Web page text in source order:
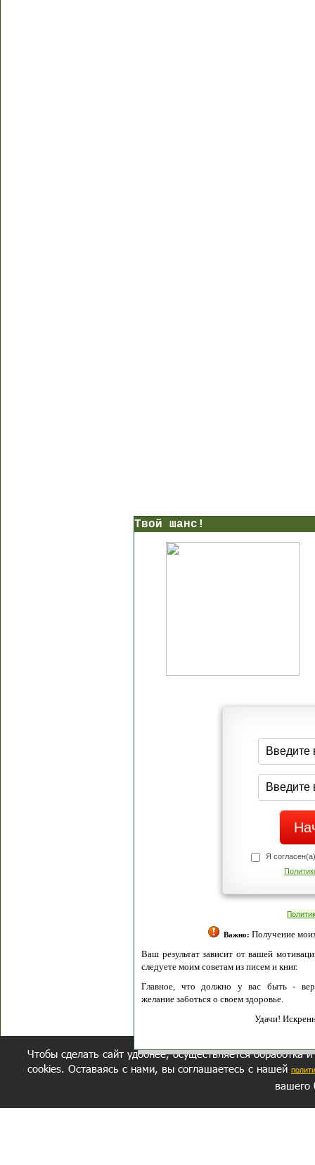
Твой шанс!
Я
Важно: Получение
Ваш результат зависит от вашей
следуете моим советам из писем и книг.
Главное, что должно у вас быть -
желание заботься о своем здоровье.
Удачи!
Чтобы сделать сайт удобнее, осуществляется обработка
cookies. Оставаясь с нами, вы соглашаетесь с нашей
вашего